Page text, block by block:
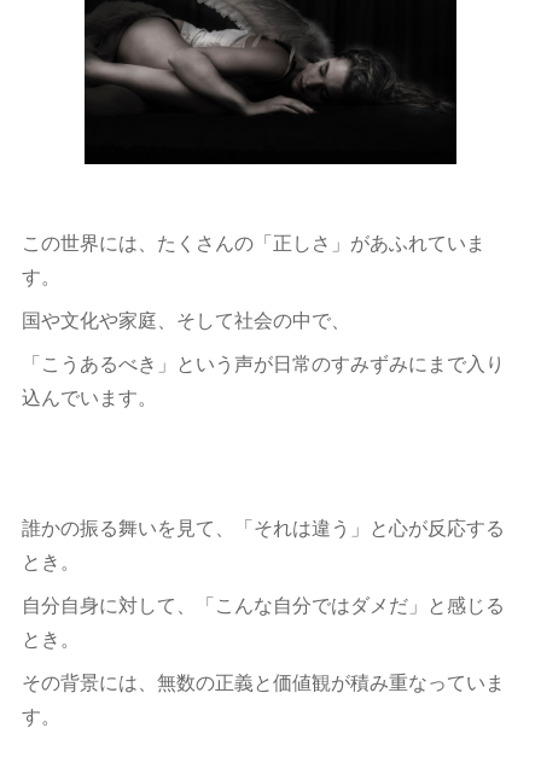
この世界には、たくさんの「正しさ」があふれていま
す。
国や文化や家庭、そして社会の中で、
「こうあるべき」という声が日常のすみずみにまで入り
込んでいます。
誰かの振る舞いを見て、「それは違う」と心が反応する
とき。
自分自身に対して、「こんな自分ではダメだ」と感じる
とき。
その背景には、無数の正義と価値観が積み重なっていま
す。